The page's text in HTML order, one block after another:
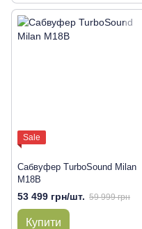
Sale
Сабвуфер TurboSound Milan
M18B
53 499 грн/шт. 59 999 грн
Купити